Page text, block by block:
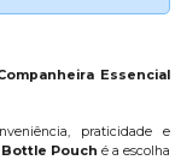
Essencial
praticidade e
Pouch é a escolha